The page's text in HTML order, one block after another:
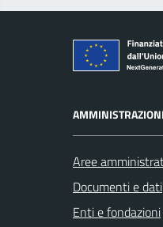
Aree
Documenti e dati
Enti e fondazioni